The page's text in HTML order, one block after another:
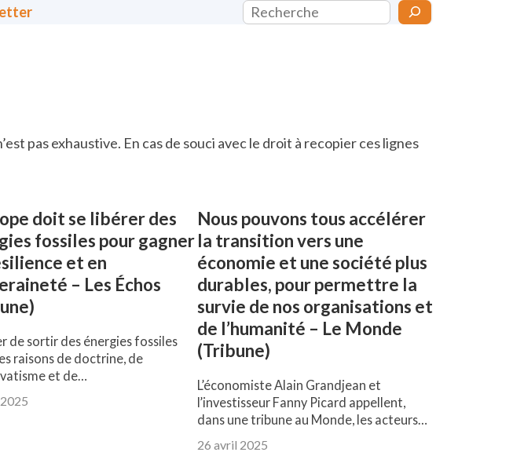
Rechercher
pas exhaustive. En cas de souci avec le droit à recopier ces lignes
doit se libérer des
fossiles pour gagner
et en
– Les Échos
de sortir des énergies fossiles
raisons de doctrine, de
et de…
Nous pouvons tous accélérer
la transition vers une
économie et une société plus
durables, pour permettre la
survie de nos organisations et
de l’humanité – Le Monde
(Tribune)
L’économiste Alain Grandjean et
l’investisseur Fanny Picard appellent,
dans une tribune au Monde, les acteurs…
26 avril 2025